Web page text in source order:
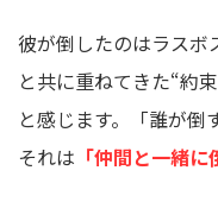
彼が倒したのはラスボ
と共に重ねてきた“約
と感じます。「誰が倒
それは 「仲間と一緒